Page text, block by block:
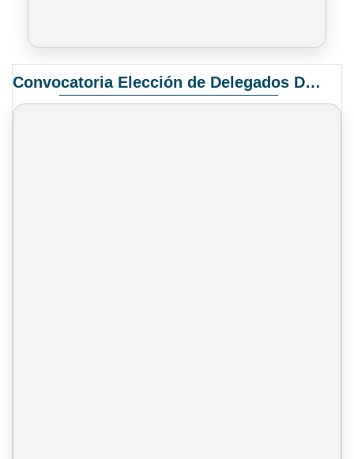
Convocatoria Elección de Delegados Docentes para el XIV Congreso Nacional de Universidades